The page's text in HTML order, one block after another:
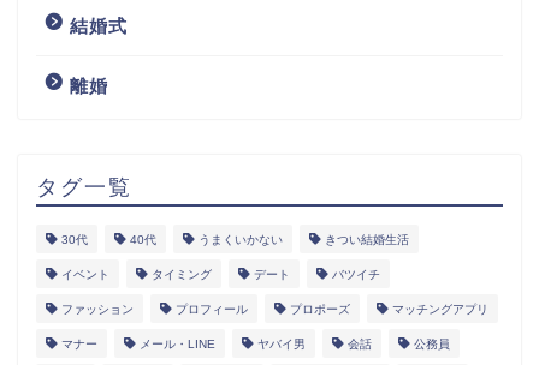
結婚式
離婚
タグ一覧
30代 40代 うまくいかない きつい結婚生活
イベント タイミング デート バツイチ
ファッション プロフィール プロポーズ マッチングアプリ
マナー メール・LINE ヤバイ男 会話 公務員